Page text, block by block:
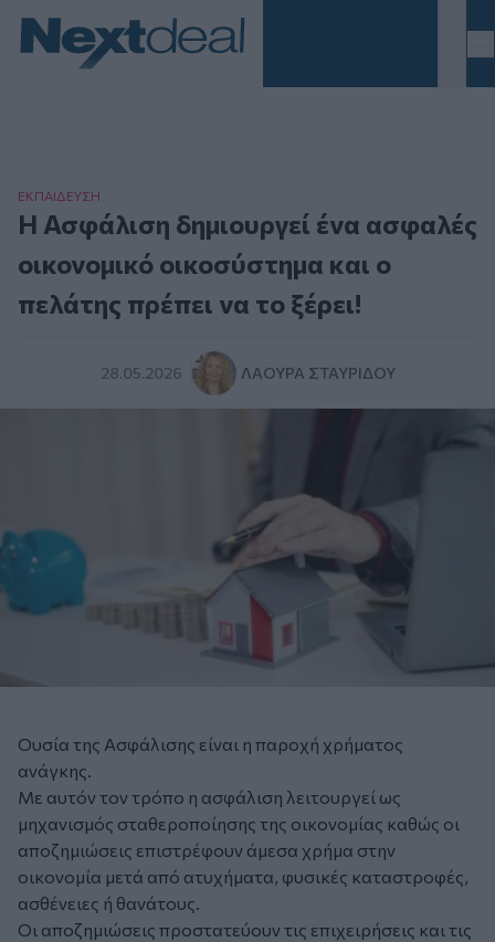
ΕΚΠΑΙΔΕΥΣΗ
Η Ασφάλιση δημιουργεί ένα ασφαλές
οικονομικό οικοσύστημα και ο
πελάτης πρέπει να το ξέρει!
28.05.2026 ΛΆΟΥΡΑ ΣΤΑΥΡΊΔΟΥ
Ουσία της Ασφάλισης είναι η παροχή χρήματος
ανάγκης.
Με αυτόν τον τρόπο η ασφάλιση λειτουργεί ως
μηχανισμός σταθεροποίησης της οικονομίας καθώς οι
αποζημιώσεις επιστρέφουν άμεσα χρήμα στην
οικονομία μετά από ατυχήματα, φυσικές καταστροφές,
ασθένειες ή θανάτους.
Οι αποζημιώσεις προστατεύουν τις επιχειρήσεις και τις